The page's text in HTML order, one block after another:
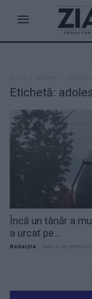
Etichetă:
Încă un tânăr a
a urcat pe...
Redacţia luni, 6 decembrie